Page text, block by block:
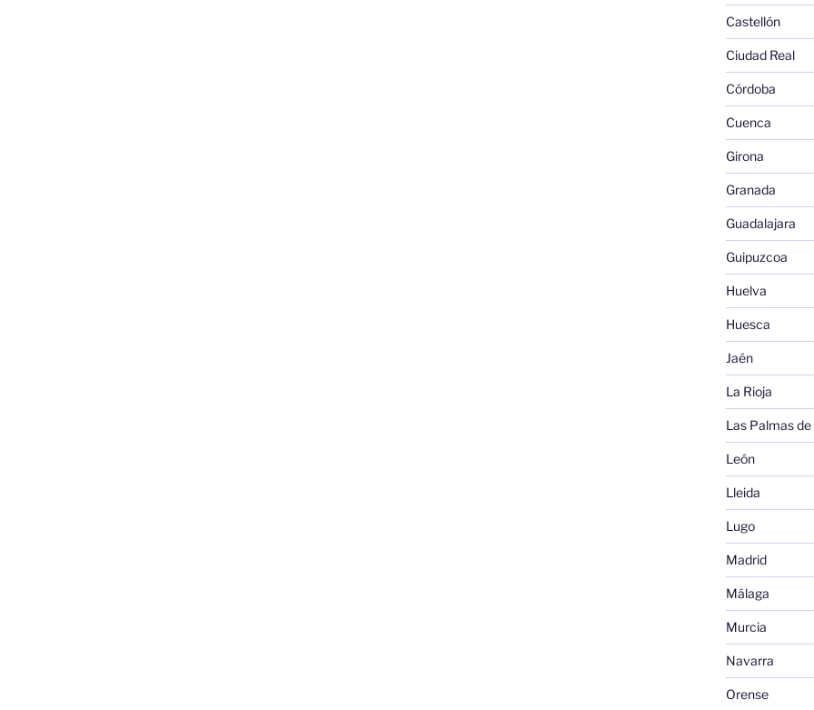
Castellón
Ciudad Real
Córdoba
Cuenca
Girona
Granada
Guadalajara
Guipuzcoa
Huelva
Huesca
Jaén
La Rioja
Las Palmas
León
Lleida
Lugo
Madrid
Málaga
Murcia
Navarra
Orense